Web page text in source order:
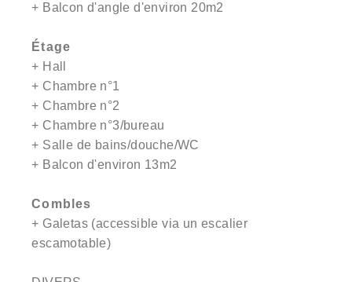
+ Balcon d'angle d'environ 20m2
Étage
+ Hall
+ Chambre n°1
+ Chambre n°2
+ Chambre n°3/bureau
+ Salle de bains/douche/WC
+ Balcon d'environ 13m2
Combles
+ Galetas (accessible via un escalier
escamotable)